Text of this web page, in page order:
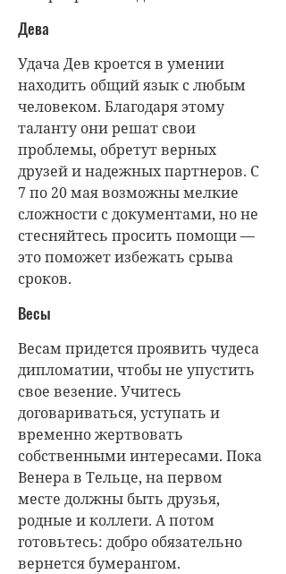
Дева
Удача Дев кроется в умении
находить общий язык с любым
человеком. Благодаря этому
таланту они решат свои
проблемы, обретут верных
друзей и надежных партнеров. С
7 по 20 мая возможны мелкие
сложности с документами, но не
стесняйтесь просить помощи —
это поможет избежать срыва
сроков.
Весы
Весам придется проявить чудеса
дипломатии, чтобы не упустить
свое везение. Учитесь
договариваться, уступать и
временно жертвовать
собственными интересами. Пока
Венера в Тельце, на первом
месте должны быть друзья,
родные и коллеги. А потом
готовьтесь: добро обязательно
вернется бумерангом.